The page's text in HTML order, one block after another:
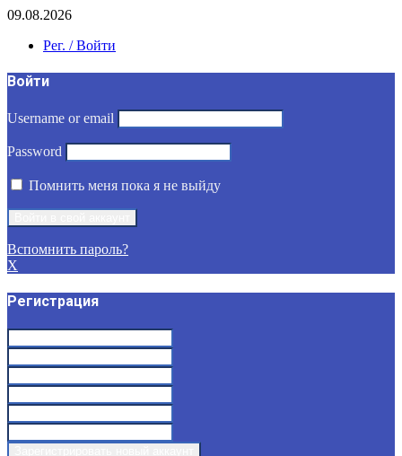
09.08.2026
Рег. / Войти
Войти
Username or email
Password
Помнить меня пока я не выйду
Вспомнить пароль?
X
Регистрация